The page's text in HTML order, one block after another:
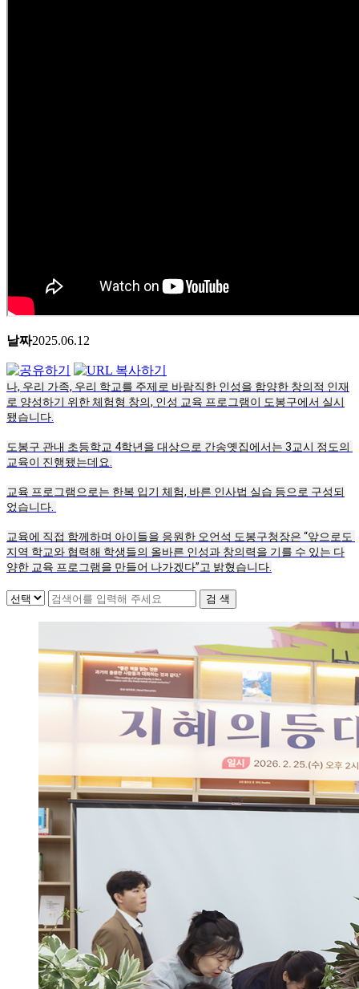
날짜2025.06.12
나, 우리 가족, 우리 학교를 주제로 바람직한 인성을 함양한 창의적 인재
로 양성하기 위한 체험형 창의, 인성 교육 프로그램이 도봉구에서 실시
됐습니다.
도봉구 관내 초등학교 4학년을 대상으로 간송옛집에서는 3교시 정도의
교육이 진행됐는데요.
교육 프로그램으로는 한복 입기 체험, 바른 인사법 실습 등으로 구성되
었습니다.
교육에 직접 함께하며 아이들을 응원한 오언석 도봉구청장은 “앞으로도
지역 학교와 협력해 학생들의 올바른 인성과 창의력을 기를 수 있는 다
양한 교육 프로그램을 만들어 나가겠다”고 밝혔습니다.